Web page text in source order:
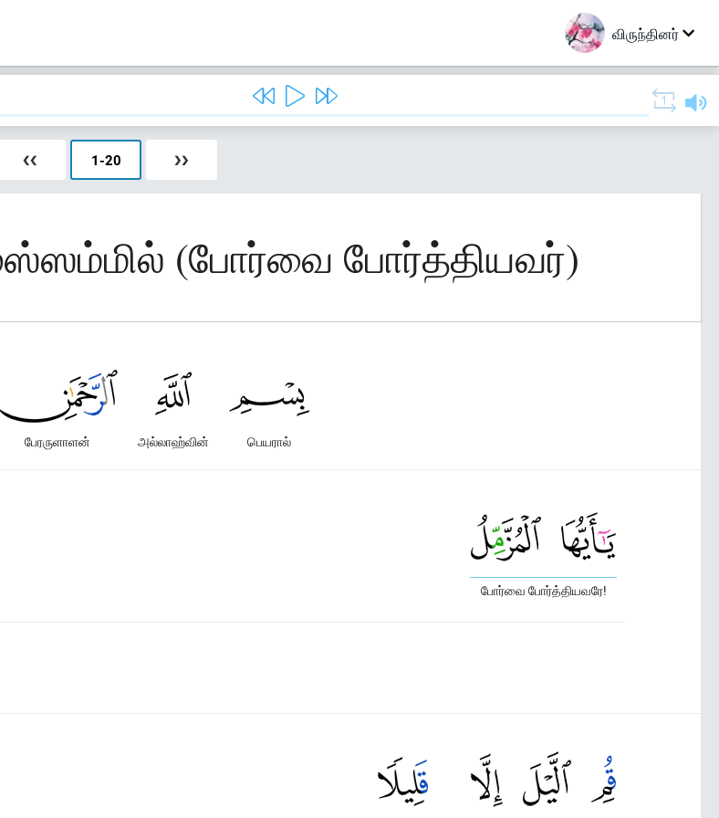
விருந்தினர்
❮❮ 1-20 ❯❯
(போர்வை போர்த்தியவர்)
பெயரால்
அல்லாஹ்வின்
பேரருளாளன்
போர்வை போர்த்தியவரே!